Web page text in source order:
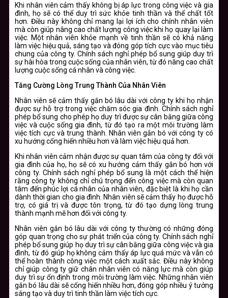
Khi nhân viên cảm thấy không bị áp lực trong công việc và gia
đình, họ sẽ có thể duy trì sức khỏe tinh thần và thể chất tốt
hơn. Điều này không chỉ mang lại lợi ích cho chính nhân viên
mà còn giúp nâng cao chất lượng công việc khi họ quay lại làm
việc. Một nhân viên khỏe mạnh về tinh thần sẽ có khả năng
làm việc hiệu quả, sáng tạo và đóng góp tích cực vào mục tiêu
chung của công ty. Chính sách nghỉ phép bổ sung giúp duy trì
sự hài hòa trong cuộc sống của nhân viên, từ đó nâng cao chất
lượng cuộc sống cá nhân và công việc.
Tăng Cường Lòng Trung Thành Của Nhân Viên
Nhân viên sẽ cảm thấy gắn bó lâu dài với công ty khi họ nhận
được sự hỗ trợ trong việc chăm sóc gia đình. Chính sách nghỉ
phép bổ sung cho phép họ duy trì được sự cân bằng giữa công
việc và cuộc sống gia đình, từ đó tạo ra một môi trường làm
việc tích cực và trung thành. Nhân viên gắn bó với công ty có
xu hướng cống hiến nhiều hơn và làm việc hiệu quả hơn.
Khi nhân viên cảm nhận được sự quan tâm của công ty đối với
gia đình của họ, họ sẽ có xu hướng cảm thấy gắn bó hơn với
công ty. Chính sách nghỉ phép bổ sung là một cách thể hiện
rằng công ty không chỉ chú trọng đến công việc mà còn quan
tâm đến phúc lợi cá nhân của nhân viên, đặc biệt là khi họ cần
dành thời gian cho gia đình. Nhân viên sẽ cảm thấy họ được hỗ
trợ, có giá trị và được tôn trọng, từ đó tạo dựng lòng trung
thành mạnh mẽ hơn đối với công ty.
Nhân viên gắn bó lâu dài với công ty thường có những đóng
góp quan trọng cho sự phát triển của công ty. Chính sách nghỉ
phép bổ sung giúp họ duy trì sự cân bằng giữa công việc và gia
đình, từ đó giúp họ không cảm thấy áp lực quá mức và vẫn có
thể hoàn thành công việc một cách xuất sắc. Điều này không
chỉ giúp công ty giữ chân nhân viên có năng lực mà còn giúp
duy trì sự ổn định trong môi trường làm việc. Những nhân viên
gắn bó lâu dài sẽ cống hiến nhiều hơn, đóng góp nhiều ý tưởng
sáng tạo và duy trì tinh thần làm việc tích cực.